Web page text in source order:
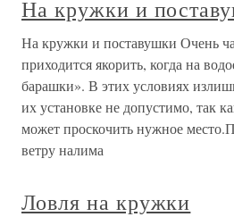
На кружки и
На кружки и поставушки Очень
приходится якорить, когда на
барашки». В этих условиях
их установке не допустимо, так
может проскочить нужное
ветру налима
Ловля на кружки